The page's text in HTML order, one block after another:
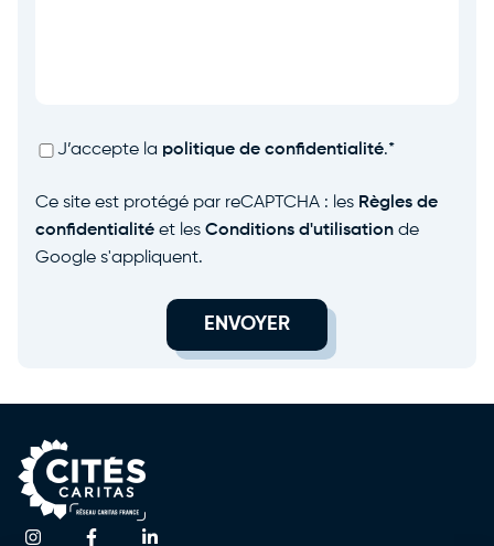
RGPD*
J’accepte la politique de confidentialité.*
Ce site est protégé par reCAPTCHA : les Règles de
confidentialité et les Conditions d'utilisation de
Google s'appliquent.